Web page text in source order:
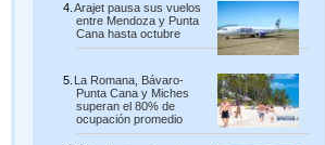
Arajet pausa sus vuelos
entre Mendoza y Punta
Cana hasta octubre
La Romana, Bávaro-
Punta Cana y Miches
superan el 80% de
ocupación promedio